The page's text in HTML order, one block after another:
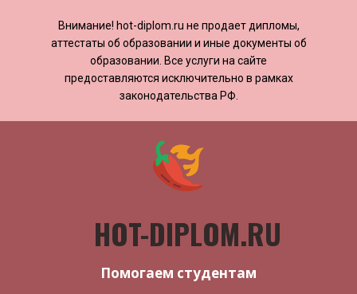
Внимание! ​​​​hot-diplom.ru не продает дипломы,
аттестаты об образовании и иные документы об
образовании. Все услуги на сайте
предоставляются исключительно в рамках
законодательства РФ.
HOT-DIPLOM.RU
Помогаем студентам